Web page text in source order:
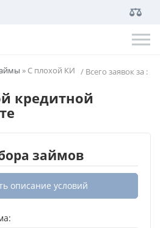
» С плохой КИ / Всего заявок за :
кредитной
займов
описание условий